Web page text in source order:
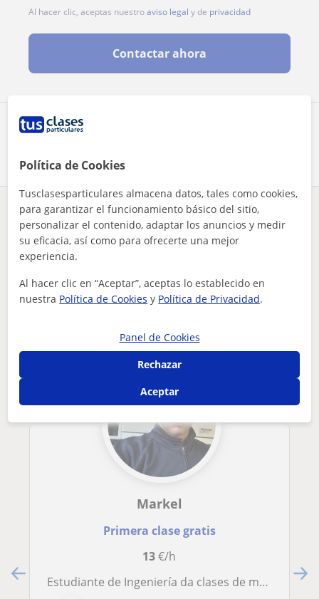
Comparte a este profesor
Al hacer clic, aceptas nuestroaviso legal y de privacidad
Contactar ahora
¿Hay algún error en este perfil?Cuéntanos
Tus clases particulares
soy estudiante de segundo de carrera de ingeniería mecanica ...
Otros profesores de Matemáticas en
Markel
Primera clase gratis
13€/h
Estudiante de Ingeniería da clases de mate para un buen futuro
Política de Cookies
Tusclasesparticulares almacena datos, tales como cookies,
para garantizar el funcionamiento básico del sitio,
personalizar el contenido, adaptar los anuncios y medir
su eficacia, así como para ofrecerte una mejor
experiencia.
Al hacer clic en “Aceptar”, aceptas lo establecido en
nuestra Política de Cookies y Política de Privacidad.
Panel de Cookies
Rechazar
Aceptar